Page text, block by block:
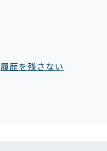
履歴を残さない